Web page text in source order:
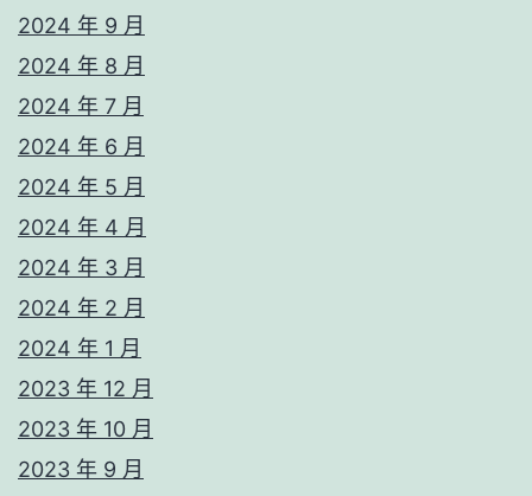
2024 年 9 月
2024 年 8 月
2024 年 7 月
2024 年 6 月
2024 年 5 月
2024 年 4 月
2024 年 3 月
2024 年 2 月
2024 年 1 月
2023 年 12 月
2023 年 10 月
2023 年 9 月